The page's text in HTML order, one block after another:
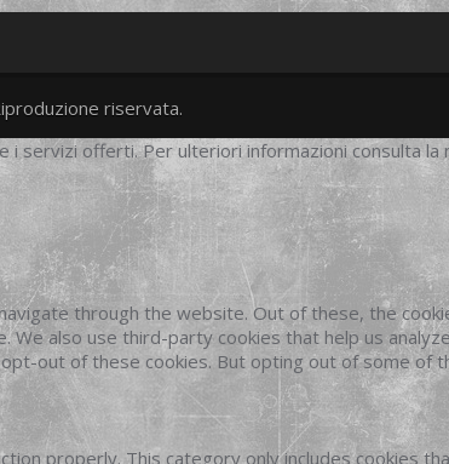
twittergoogleplus
facebook
riservata.
servizi offerti. Per ulteriori informazioni consulta la
through the website. Out of these, the
also use third-party cookies that help us
out of these cookies. But opting out of some of
properly. This category only includes cookies